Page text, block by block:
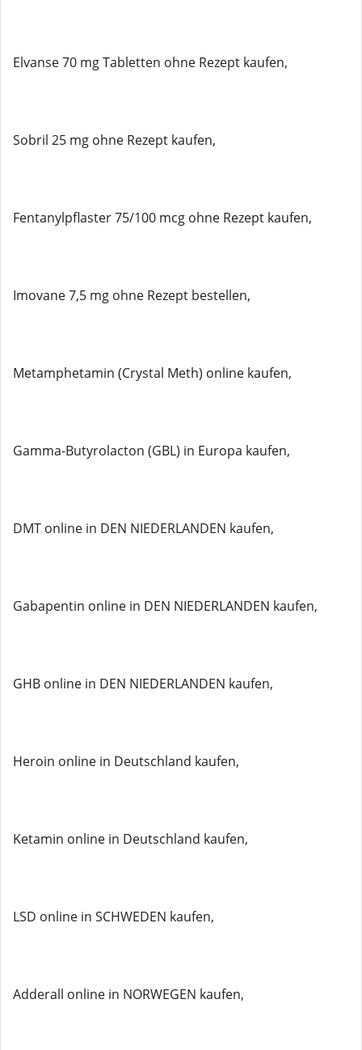
Elvanse 70 mg Tabletten ohne Rezept kaufen,
Sobril 25 mg ohne Rezept kaufen,
Fentanylpflaster 75/100 mcg ohne Rezept kaufen,
Imovane 7,5 mg ohne Rezept bestellen,
Metamphetamin (Crystal Meth) online kaufen,
Gamma-Butyrolacton (GBL) in Europa kaufen,
DMT online in DEN NIEDERLANDEN kaufen,
Gabapentin online in DEN NIEDERLANDEN kaufen,
GHB online in DEN NIEDERLANDEN kaufen,
Heroin online in Deutschland kaufen,
Ketamin online in Deutschland kaufen,
LSD online in SCHWEDEN kaufen,
Adderall online in NORWEGEN kaufen,